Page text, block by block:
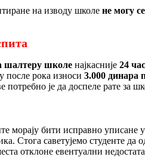
на изводу школе не могу
шалтеру школе најкасније 24
после рока износи 3.000 динара
потребно је да доспеле рате за
морају бити исправно
Стога саветујемо студенте
отклоне евентуални